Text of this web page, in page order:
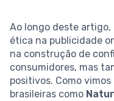
Ao longo deste
ética na publicidade
na construção de
consumidores, mas
positivos. Como
brasileiras como